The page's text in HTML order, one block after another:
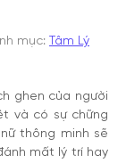
mục: Tâm Lý
ghen của người
và có sự chững
thông minh sẽ
mất lý trí hay